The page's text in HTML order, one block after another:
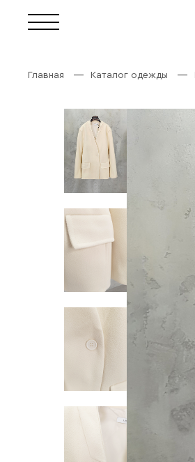
Главная Каталог одежды